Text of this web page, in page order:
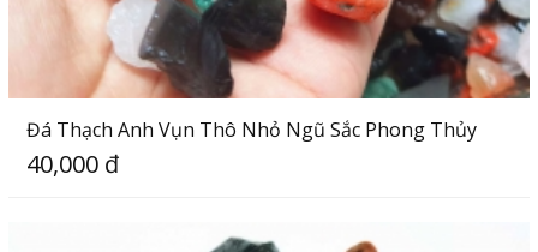
Đá Thạch Anh Vụn Thô Nhỏ Ngũ Sắc Phong Thủy
40,000 đ